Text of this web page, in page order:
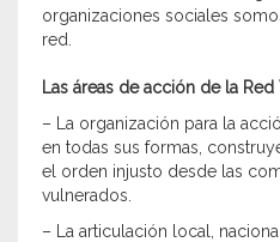
organizaciones sociales
red.
Las áreas de acción de la Red
– La organización para la
en todas sus formas,
el orden injusto desde las
vulnerados.
– La articulación local,